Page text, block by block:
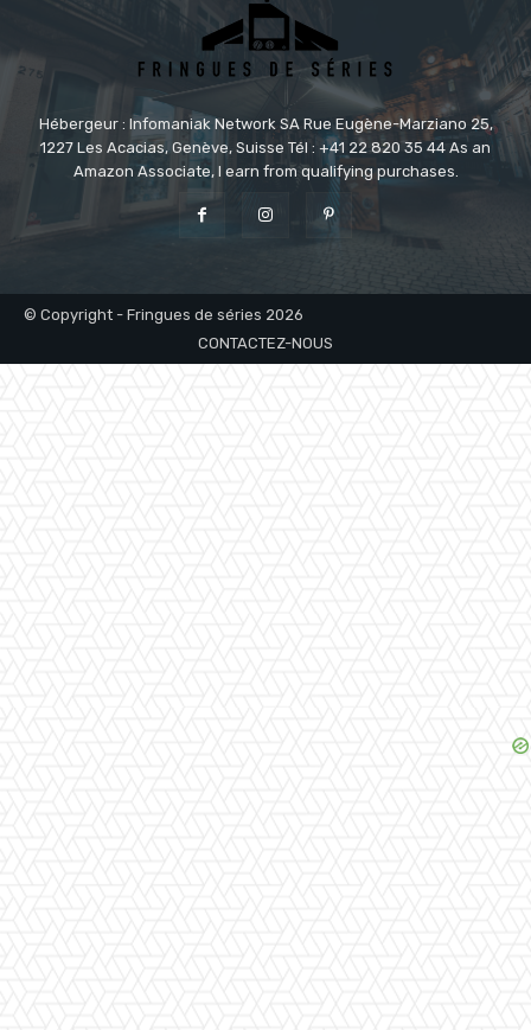
Hébergeur : Infomaniak Network SA Rue Eugène-Marziano 25,
1227 Les Acacias, Genève, Suisse Tél : +41 22 820 35 44 As an
Amazon Associate, I earn from qualifying purchases.
© Copyright - Fringues de séries 2026
CONTACTEZ-NOUS